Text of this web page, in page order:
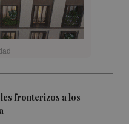
fronterizos a los